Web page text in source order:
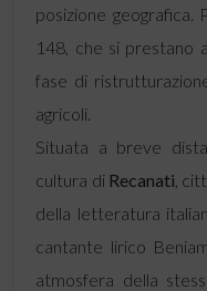
posizione
148, che si prestano
fase di
agricoli.
Situata a breve
cultura di Recanati ,
della letteratura
cantante lirico
atmosfera della